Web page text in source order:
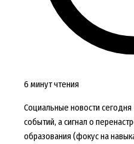
6 минут чтения
Социальные новости сегодня
событий, а сигнал о
образования (фокус на